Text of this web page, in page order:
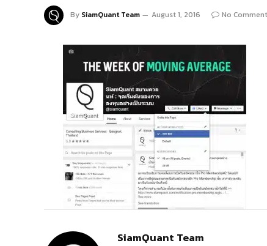
By SiamQuant Team August 1, 2016 No
SiamQuant Team